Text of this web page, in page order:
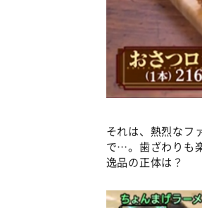
それは、熱烈なフ
で…。歯ざわりも
逸品の正体は？